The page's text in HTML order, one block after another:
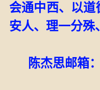
会通中西、以
安人、理一分殊
陈杰思邮箱